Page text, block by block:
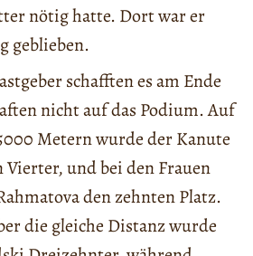
nötig hatte. Dort war er
geblieben.
schafften es am Ende
nicht auf das Podium. Auf
Metern wurde der Kanute
und bei den Frauen
den zehnten Platz.
die gleiche Distanz wurde